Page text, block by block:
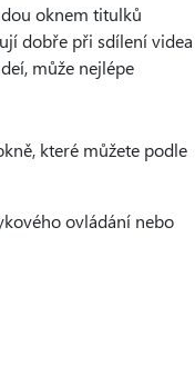
oknem titulků
dobře při sdílení videa
může nejlépe
které můžete podle
ovládání nebo